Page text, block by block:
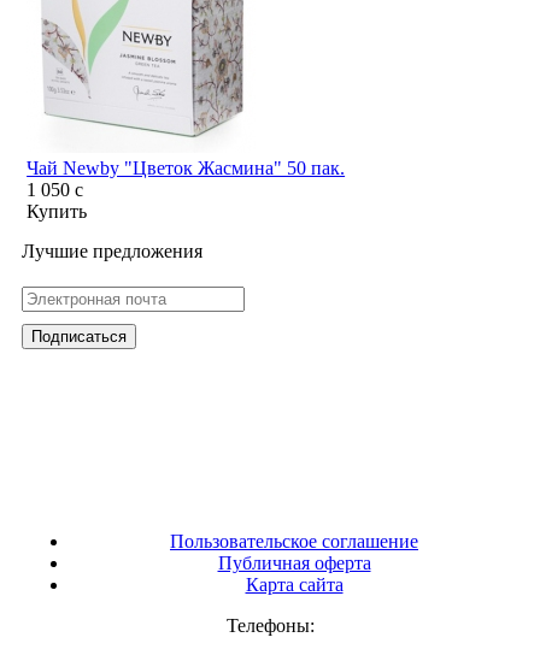
Чай Newby "Цветок Жасмина" 50 пак.
1 050c
Купить
Лучшие предложения
Пользовательское соглашение
Публичная оферта
Карта сайта
Телефоны: